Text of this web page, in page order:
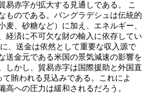
易赤字が拡大する見通しである。 こ
ものである。バングラデシュは伝統的
麦、砂糖など）に加え、エネルギー、
経済に不可欠な財の輸入に依存してい
、送金は依然として重要な収入源で
送金元である米国の景気減速の影響を
しかし、貿易赤字は国際援助と外国直
賄われる見込みである。これによ
高への圧力は緩和されるだろう。